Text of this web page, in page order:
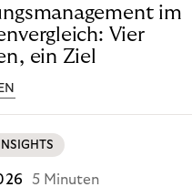
im
Vier
ein Ziel
INSIGHTS
5 Minuten